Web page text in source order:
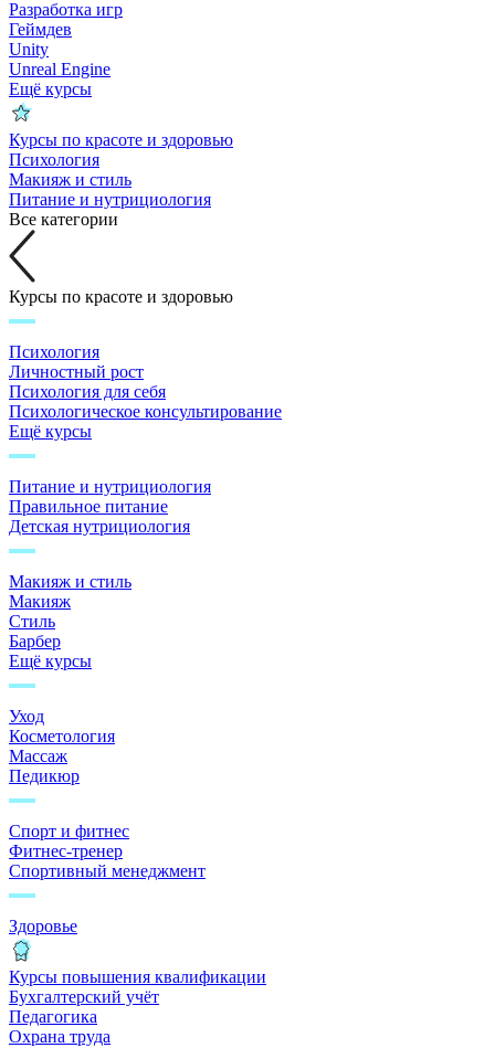
Разработка игр
Геймдев
Unity
Unreal Engine
Ещё курсы
Курсы по красоте и здоровью
Психология
Макияж и стиль
Питание и нутрициология
Все категории
Курсы по красоте и здоровью
Психология
Личностный рост
Психология для себя
Психологическое консультирование
Ещё курсы
Питание и нутрициология
Правильное питание
Детская нутрициология
Макияж и стиль
Макияж
Стиль
Барбер
Ещё курсы
Уход
Косметология
Массаж
Педикюр
Спорт и фитнес
Фитнес-тренер
Спортивный менеджмент
Здоровье
Курсы повышения квалификации
Бухгалтерский учёт
Педагогика
Охрана труда